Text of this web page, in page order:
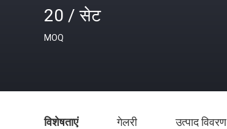
20 / सेट
MOQ
विशेषताएं गेलरी उत्पाद विवरण